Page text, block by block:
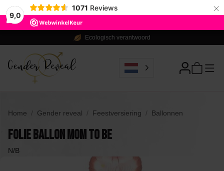
9,0
1071 Reviews ×
Ecologisch verantwoord
Home Gender reveal Feestversiering Ballonnen
Folie Ballon Mom to Be
N/B